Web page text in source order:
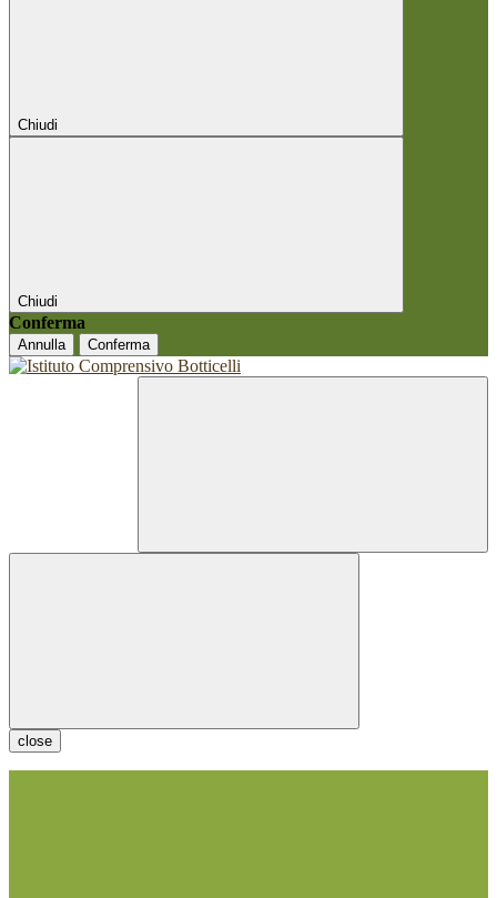
Chiudi
Chiudi
Conferma
Annulla Conferma
close